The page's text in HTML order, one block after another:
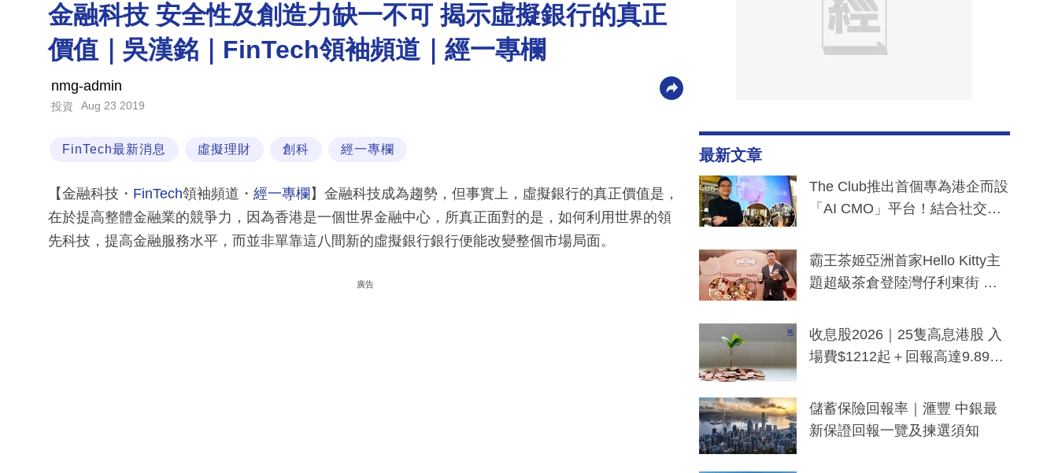
金融科技 安全性及創造力缺一不可 揭示虛擬銀行的真正
價值｜吳漢銘｜FinTech領袖頻道｜經一專欄
nmg-admin
投資 Aug 23 2019
FinTech最新消息 虛擬理財 創科 經一專欄
【金融科技・ FinTech領袖頻道・ 經一專欄 】金融科技成為趨勢，但事實上，虛擬銀行的真正價值是，
在於提高整體金融業的競爭力，因為香港是一個世界金融中心，所真正面對的是，如何利用世界的領
先科技，提高金融服務水平，而並非單靠這八間新的虛擬銀行銀行便能改變整個市場局面。
廣告
最新文章
The Club推出首個專為港企而設
「AI CMO」平台！結合社交聆
分鐘生成「貼地」宣傳短片
霸王茶姬亞洲首家Hello Kitty主
題超級茶倉登陸灣仔利東街 推
y及香港限定特調系列
收息股2026｜25隻高息港股 入
場費$1212起＋回報高達9.89
儲蓄保險回報率｜滙豐 中銀最
新保證回報一覽及揀選須知